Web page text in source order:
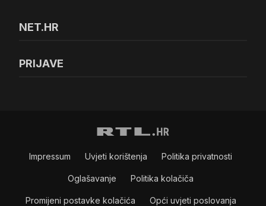
NET.HR
PRIJAVE
Impressum Uvjeti korištenja Politika privatnosti
Oglašavanje Politika kolačiča
Promijeni postavke kolačića Opći uvjeti poslovanja